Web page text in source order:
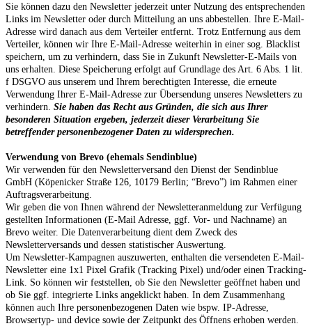
Sie können dazu den Newsletter jederzeit unter Nutzung des entsprechenden
Links im Newsletter oder durch Mitteilung an uns abbestellen. Ihre E-Mail-
Adresse wird danach aus dem Verteiler entfernt. Trotz Entfernung aus dem
Verteiler, können wir Ihre E-Mail-Adresse weiterhin in einer sog. Blacklist
speichern, um zu verhindern, dass Sie in Zukunft Newsletter-E-Mails von
uns erhalten. Diese Speicherung erfolgt auf Grundlage des Art. 6 Abs. 1 lit.
f DSGVO aus unserem und Ihrem berechtigten Interesse, die erneute
Verwendung Ihrer E-Mail-Adresse zur Übersendung unseres Newsletters zu
verhindern. Sie haben das Recht aus Gründen, die sich aus Ihrer
besonderen Situation ergeben, jederzeit dieser Verarbeitung Sie
betreffender personenbezogener Daten zu widersprechen.
Verwendung von Brevo (ehemals Sendinblue)
Wir verwenden für den Newsletterversand den Dienst der Sendinblue
GmbH (Köpenicker Straße 126, 10179 Berlin; “Brevo”) im Rahmen einer
Auftragsverarbeitung.
Wir geben die von Ihnen während der Newsletteranmeldung zur Verfügung
gestellten Informationen (E-Mail Adresse, ggf. Vor- und Nachname) an
Brevo weiter. Die Datenverarbeitung dient dem Zweck des
Newsletterversands und dessen statistischer Auswertung.
Um Newsletter-Kampagnen auszuwerten, enthalten die versendeten E-Mail-
Newsletter eine 1x1 Pixel Grafik (Tracking Pixel) und/oder einen Tracking-
Link. So können wir feststellen, ob Sie den Newsletter geöffnet haben und
ob Sie ggf. integrierte Links angeklickt haben. In dem Zusammenhang
können auch Ihre personenbezogenen Daten wie bspw. IP-Adresse,
Browsertyp- und device sowie der Zeitpunkt des Öffnens erhoben werden.